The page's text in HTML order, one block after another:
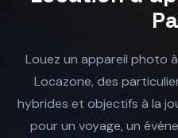
Louez un appareil photo
Locazone, des
hybrides et objectifs à la
pour un voyage, un